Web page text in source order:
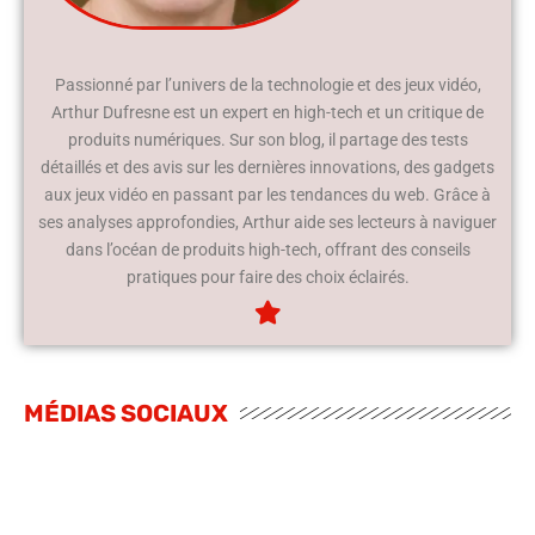
Passionné par l’univers de la technologie et des jeux vidéo,
Arthur Dufresne est un expert en high-tech et un critique de
produits numériques. Sur son blog, il partage des tests
détaillés et des avis sur les dernières innovations, des gadgets
aux jeux vidéo en passant par les tendances du web. Grâce à
ses analyses approfondies, Arthur aide ses lecteurs à naviguer
dans l’océan de produits high-tech, offrant des conseils
pratiques pour faire des choix éclairés.
MÉDIAS SOCIAUX